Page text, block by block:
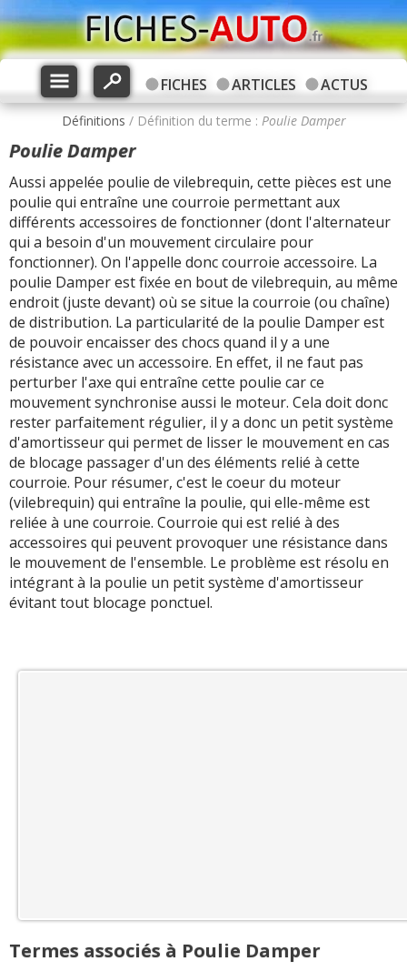
FICHES ARTICLES ACTUS
Définitions / Définition du terme : Poulie Damper
Poulie Damper
Aussi appelée poulie de vilebrequin, cette pièces est une
poulie qui entraîne une courroie permettant aux
différents accessoires de fonctionner (dont l'alternateur
qui a besoin d'un mouvement circulaire pour
fonctionner). On l'appelle donc courroie accessoire. La
poulie Damper est fixée en bout de vilebrequin, au même
endroit (juste devant) où se situe la courroie (ou chaîne)
de distribution. La particularité de la poulie Damper est
de pouvoir encaisser des chocs quand il y a une
résistance avec un accessoire. En effet, il ne faut pas
perturber l'axe qui entraîne cette poulie car ce
mouvement synchronise aussi le moteur. Cela doit donc
rester parfaitement régulier, il y a donc un petit système
d'amortisseur qui permet de lisser le mouvement en cas
de blocage passager d'un des éléments relié à cette
courroie. Pour résumer, c'est le coeur du moteur
(vilebrequin) qui entraîne la poulie, qui elle-même est
reliée à une courroie. Courroie qui est relié à des
accessoires qui peuvent provoquer une résistance dans
le mouvement de l'ensemble. Le problème est résolu en
intégrant à la poulie un petit système d'amortisseur
évitant tout blocage ponctuel.
Termes associés à Poulie Damper